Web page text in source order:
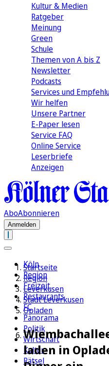
Kultur & Medien
Ratgeber
Meinung
Green
Schule
Themen von A bis Z
Newsletter
Podcasts
Services und
Wir helfen
Unsere Partner
E-Paper lesen
Service FAQ
Online Service
Leserbriefe
Anzeigen
AboAbonnieren
Anmelden
Köln
Region
Freizeit
Restaurants
FC
Panorama
Politik
Wirtschaft
Kultur
Rätsel
Startseite
Region
Leverkusen
Stadt Leverkusen
Opladen
laden in